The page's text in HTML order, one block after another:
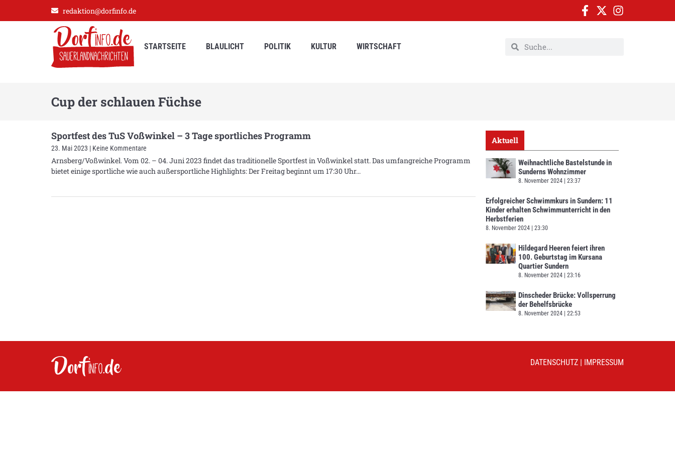
redaktion@dorfinfo.de
STARTSEITE BLAULICHT POLITIK KULTUR WIRTSCHAFT
Cup der schlauen Füchse
Sportfest des TuS Voßwinkel – 3 Tage sportliches Programm
23. Mai 2023 Keine Kommentare
Arnsberg/Voßwinkel. Vom 02. – 04. Juni 2023 findet das traditionelle Sportfest in Voßwinkel statt. Das umfangreiche Programm
bietet einige sportliche wie auch außersportliche Highlights: Der Freitag beginnt um 17:30 Uhr
Aktuell
Weihnachtliche Bastelstunde in
Sunderns Wohnzimmer
8. November 2024 23:37
Erfolgreicher Schwimmkurs in Sundern: 11
Kinder erhalten Schwimmunterricht in den
Herbstferien
8. November 2024 23:30
Hildegard Heeren feiert ihren
100. Geburtstag im Kursana
Quartier Sundern
8. November 2024 23:16
Dinscheder Brücke: Vollsperrung
der Behelfsbrücke
8. November 2024 22:53
DATENSCHUTZ | IMPRESSUM